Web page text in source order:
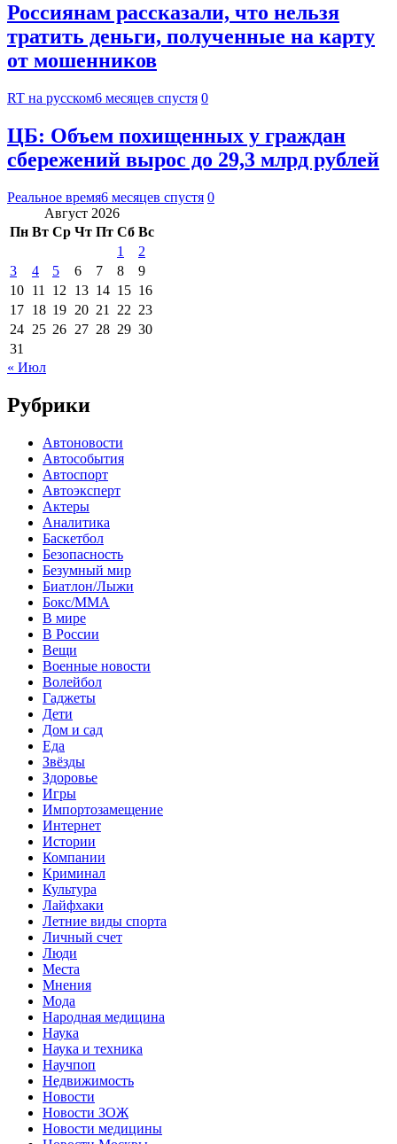
Россиянам рассказали, что нельзя
тратить деньги, полученные на карту
от мошенников
RT на русском6 месяцев спустя 0
ЦБ: Объем похищенных у граждан
сбережений вырос до 29,3 млрд рублей
Реальное время6 месяцев спустя 0
Август 2026
Пн Вт Ср Чт Пт Сб Вс
1
2
3
4 5 6 7 8
9
10 11 12 13 14 15 16
17 18 19 20 21 22 23
24 25 26 27 28 29 30
31
« Июл
Рубрики
Автоновости
Автособытия
Автоспорт
Автоэксперт
Актеры
Аналитика
Баскетбол
Безопасность
Безумный мир
Биатлон/Лыжи
Бокс/MMA
В мире
В России
Вещи
Военные новости
Волейбол
Гаджеты
Дети
Дом и сад
Еда
Звёзды
Здоровье
Игры
Импортозамещение
Интернет
Истории
Компании
Криминал
Культура
Лайфхаки
Летние виды спорта
Личный счет
Люди
Места
Мнения
Мода
Народная медицина
Наука
Наука и техника
Научпоп
Недвижимость
Новости
Новости ЗОЖ
Новости медицины